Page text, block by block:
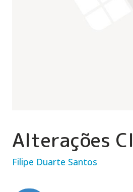
Alterações
Filipe Duarte Santos